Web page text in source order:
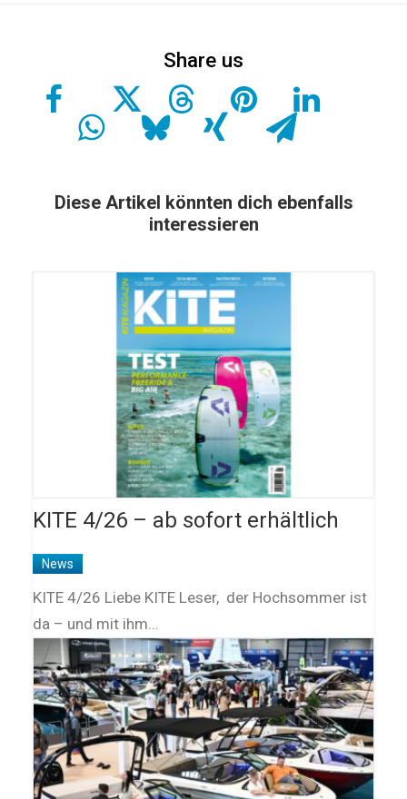
Diese Artikel könnten dich ebenfalls
interessieren
KITE 4/26 – ab sofort erhältlich
News
KITE 4/26 Liebe KITE Leser, der Hochsommer ist
da – und mit ihm…